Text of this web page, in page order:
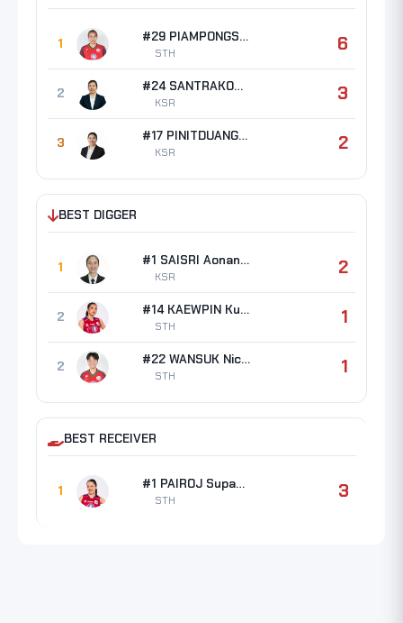
1 #29 PIAMPONGSAN Gullapa
STH 6
2 #24 SANTRAKOON Pattrathip
KSR 3
3 #17 PINITDUANG Orrasa
KSR 2
BEST DIGGER
1 #1 SAISRI Aonanong
KSR 2
2 #14 KAEWPIN Kuttika
STH 1
2 #22 WANSUK Nichakorn
STH 1
BEST RECEIVER
1 #1 PAIROJ Supattra
STH 3